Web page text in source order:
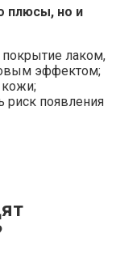
плюсы, но и
покрытие лаком,
эффектом;
кожи;
риск появления